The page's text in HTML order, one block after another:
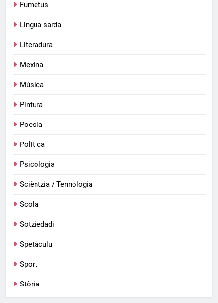
Fumetus
Lìngua sarda
Literadura
Mexina
Mùsica
Pintura
Poesia
Polìtica
Psicologia
Scièntzia / Tennologia
Scola
Sotziedadi
Spetàculu
Sport
Stòria